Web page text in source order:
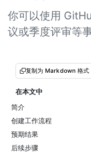
你可以使用
议或季度评审等
复制为 Markdown 格式
在本文中
简介
创建工作流程
预期结果
后续步骤